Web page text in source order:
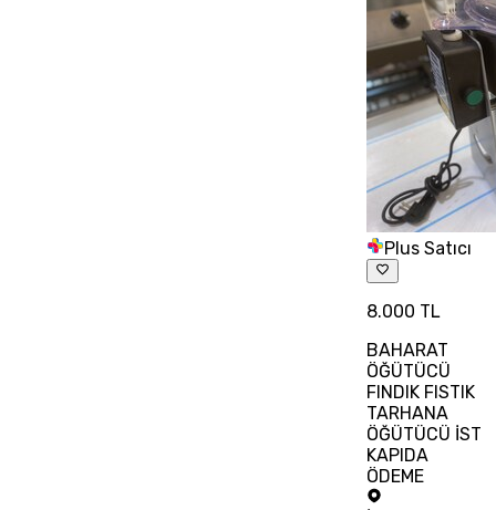
Plus Satıcı
8.000 TL
BAHARAT
ÖĞÜTÜCÜ
FINDIK FISTIK
TARHANA
ÖĞÜTÜCÜ İST
KAPIDA
ÖDEME